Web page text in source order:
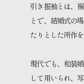
引き振袖とは、
とで、結婚式の
たりとした所作
現代でも、和装
して用いられ、